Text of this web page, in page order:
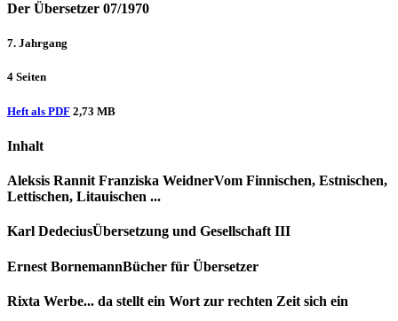
Der Übersetzer 07/1970
7. Jahrgang
4 Seiten
Heft als PDF 2,73 MB
Inhalt
Aleksis Rannit Franziska WeidnerVom Finnischen, Estnischen,
Lettischen, Litauischen ...
Karl DedeciusÜbersetzung und Gesellschaft III
Ernest BornemannBücher für Übersetzer
Rixta Werbe... da stellt ein Wort zur rechten Zeit sich ein